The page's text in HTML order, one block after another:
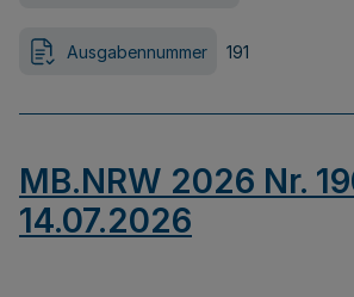
Ausgabennummer 191
MB.NRW 2026 Nr.
14.07.2026